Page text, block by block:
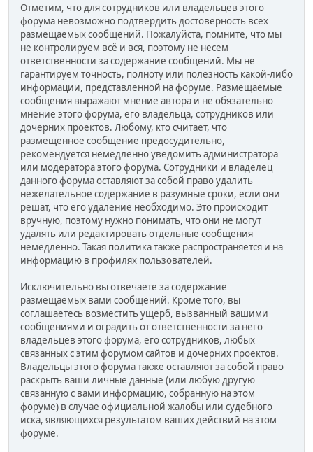
Отметим, что для сотрудников или владельцев этого
форума невозможно подтвердить достоверность всех
размещаемых сообщений. Пожалуйста, помните, что мы
не контролируем всё и вся, поэтому не несем
ответственности за содержание сообщений. Мы не
гарантируем точность, полноту или полезность какой-либо
информации, представленной на форуме. Размещаемые
сообщения выражают мнение автора и не обязательно
мнение этого форума, его владельца, сотрудников или
дочерних проектов. Любому, кто считает, что
размещенное сообщение предосудительно,
рекомендуется немедленно уведомить администратора
или модератора этого форума. Сотрудники и владелец
данного форума оставляют за собой право удалить
нежелательное содержание в разумные сроки, если они
решат, что его удаление необходимо. Это происходит
вручную, поэтому нужно понимать, что они не могут
удалять или редактировать отдельные сообщения
немедленно. Такая политика также распространяется и на
информацию в профилях пользователей.
Исключительно вы отвечаете за содержание
размещаемых вами сообщений. Кроме того, вы
соглашаетесь возместить ущерб, вызванный вашими
сообщениями и оградить от ответственности за него
владельцев этого форума, его сотрудников, любых
связанных с этим форумом сайтов и дочерних проектов.
Владельцы этого форума также оставляют за собой право
раскрыть ваши личные данные (или любую другую
связанную с вами информацию, собранную на этом
форуме) в случае официальной жалобы или судебного
иска, являющихся результатом ваших действий на этом
форуме.